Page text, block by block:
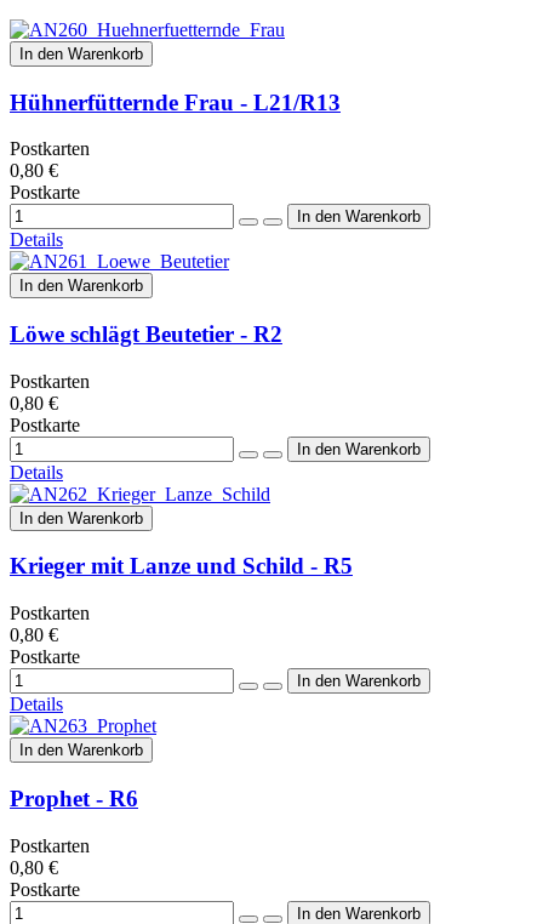
In den Warenkorb
Hühnerfütternde Frau - L21/R13
Postkarten
0,80 €
Postkarte
Details
In den Warenkorb
Löwe schlägt Beutetier - R2
Postkarten
0,80 €
Postkarte
Details
In den Warenkorb
Krieger mit Lanze und Schild - R5
Postkarten
0,80 €
Postkarte
Details
In den Warenkorb
Prophet - R6
Postkarten
0,80 €
Postkarte